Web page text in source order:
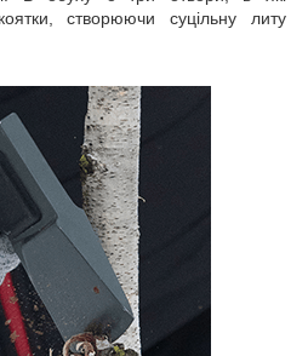
створюючи суцільну литу